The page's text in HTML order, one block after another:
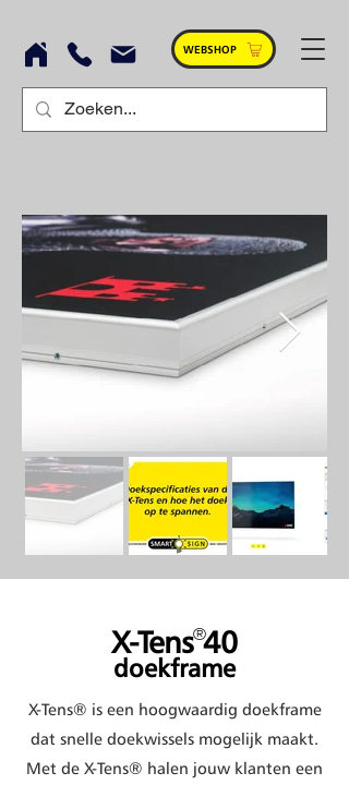
WEBSHOP
X-Tens 40
doekframe
®
X-Tens® is een hoogwaardig doekframe
dat snelle doekwissels mogelijk maakt.
Met de X-Tens® halen jouw klanten een